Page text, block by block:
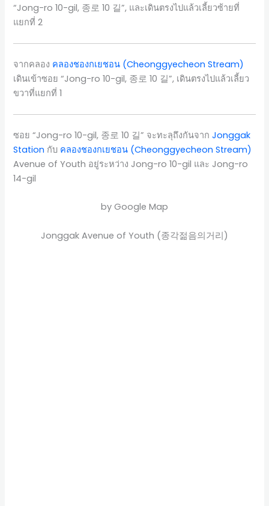
“Jong-ro 10-gil, 종로 10 길”, และเดินตรงไปแล้วเลี้ยวซ้ายที่
แยกที่ 2
จากคลอง คลองชองกเยชอน (Cheonggyecheon Stream)
เดินเข้าซอย “Jong-ro 10-gil, 종로 10 길”, เดินตรงไปแล้วเลี้ยว
ขวาที่แยกที่ 1
ซอย “Jong-ro 10-gil, 종로 10 길” จะทะลุถึงกันจากJonggak
Station กับ คลองชองกเยชอน (Cheonggyecheon Stream)
Avenue of Youth อยู่ระหว่าง Jong-ro 10-gil และ Jong-ro
14-gil
by Google Map
Jonggak Avenue of Youth (종각젊음의거리)